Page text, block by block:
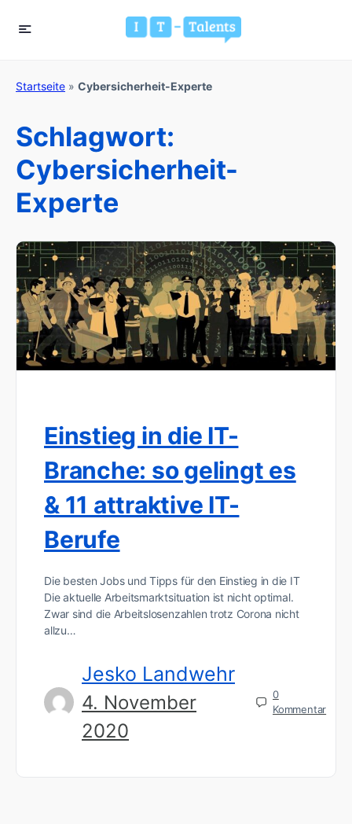
Startseite » Cybersicherheit-Experte
Schlagwort:
Cybersicherheit-
Experte
Einstieg in die IT-
Branche: so gelingt es
& 11 attraktive IT-
Berufe
Die besten Jobs und Tipps für den Einstieg in die IT
Die aktuelle Arbeitsmarktsituation ist nicht optimal.
Zwar sind die Arbeitslosenzahlen trotz Corona nicht
allzu…
Jesko Landwehr
4. November
2020
0
Kommentar